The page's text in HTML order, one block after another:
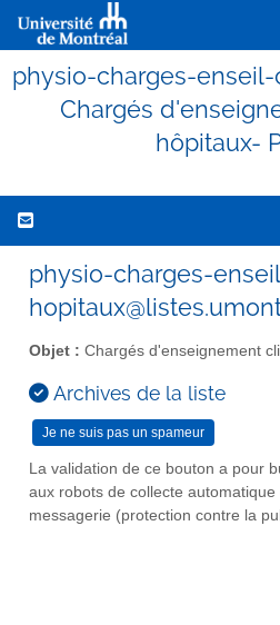
physio-charges-
Chargés
hôpitaux-
physio-charges-
Objet : Chargés d'enseignement
Archives de la liste
La validation de ce bouton a pour
aux robots de collecte automatique
messagerie (protection contre la